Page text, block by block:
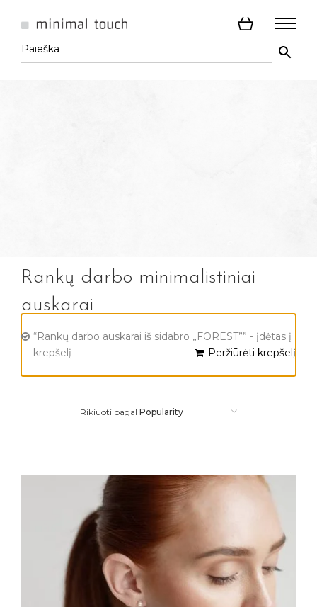
Rankų darbo minimalistiniai
auskarai
“Rankų darbo auskarai iš sidabro „FOREST”” - įdėtas į
krepšelį
Peržiūrėti krepšelį
Rikiuoti pagal Popularity